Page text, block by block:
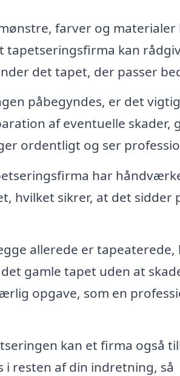
farver og
kan
det tapet, der passer
påbegyndes, er det
af eventuelle skader,
ordentligt og ser
har
hvilket sikrer, at det sidder
allerede er tapeaterede,
gamle tapet uden at
opgave, som en
kan et firma også
resten af din indretning, så